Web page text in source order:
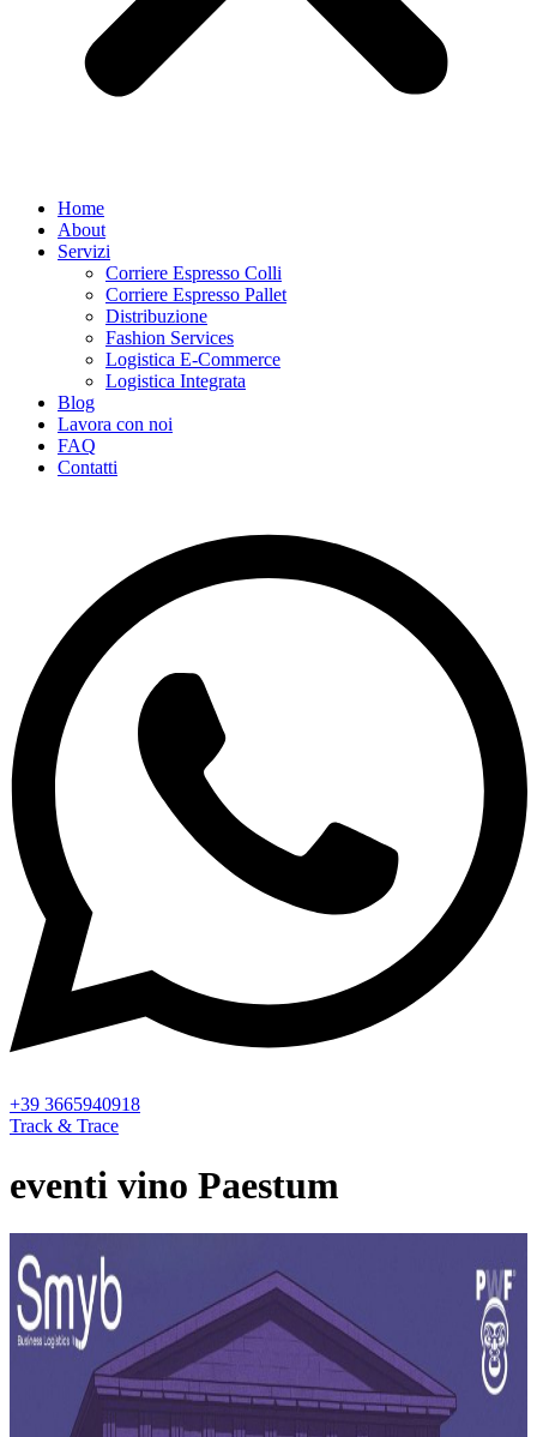
Home
About
Servizi
Corriere Espresso Colli
Corriere Espresso Pallet
Distribuzione
Fashion Services
Logistica E-Commerce
Logistica Integrata
Blog
Lavora con noi
FAQ
Contatti
+39 3665940918
Track & Trace
eventi vino Paestum